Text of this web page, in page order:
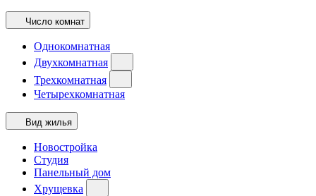
Число комнат
Однокомнатная
Двухкомнатная
Трехкомнатная
Четырехкомнатная
Вид жилья
Новостройка
Студия
Панельный дом
Хрущевка